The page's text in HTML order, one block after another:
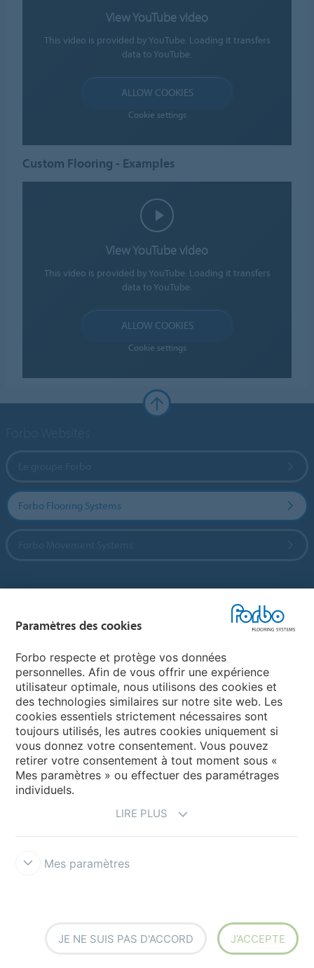
View YouTube video
This video is provided by YouTube. Loading it transfers
data to YouTube.
ALLOW COOKIES
Cookie settings
Custom Flooring - Examples
View YouTube video
This video is provided by YouTube. Loading it transfers
data to YouTube.
ALLOW COOKIES
Cookie settings
Forbo Flooring Systems
My Forbo
Contact dans le monde
Ajustement net
Paramètres des cookies
Forbo respecte et protège vos données
personnelles. Afin de vous offrir une expérience
utilisateur optimale, nous utilisons des cookies et
des technologies similaires sur notre site web. Les
cookies essentiels strictement nécessaires sont
toujours utilisés, les autres cookies uniquement si
vous donnez votre consentement. Vous pouvez
retirer votre consentement à tout moment sous «
Mes paramètres » ou effectuer des paramétrages
individuels.
LIRE PLUS
Mes paramètres
JE NE SUIS PAS D'ACCORD J’ACCEPTE